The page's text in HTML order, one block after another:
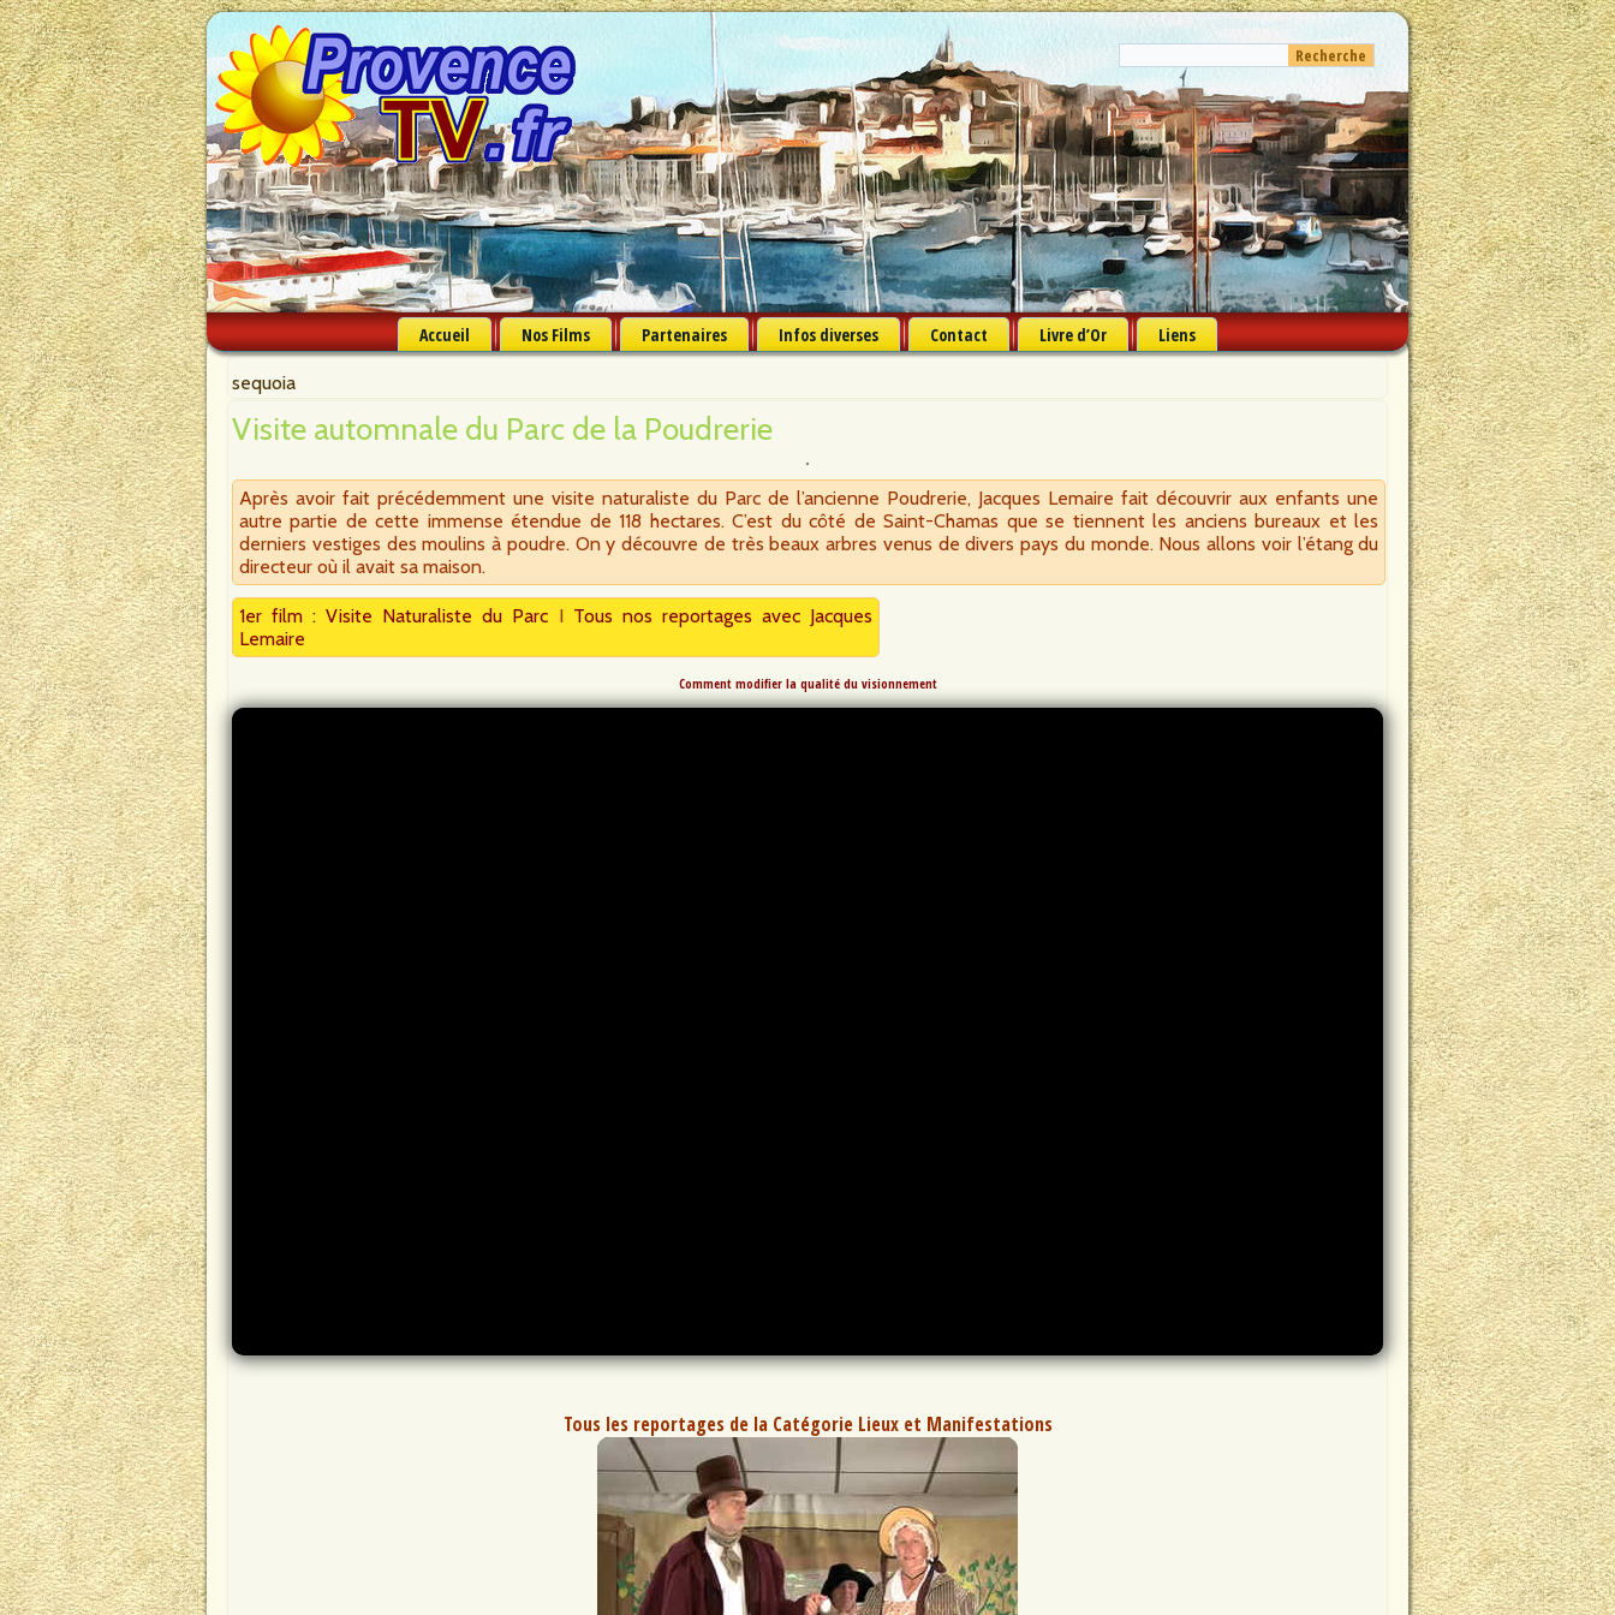
Accueil Nos Films Partenaires Infos diverses Contact Livre d’Or Liens
sequoia
Visite automnale du Parc de la Poudrerie
Après avoir fait précédemment une visite naturaliste du Parc de l’ancienne Poudrerie, Jacques Lemaire fait découvrir aux enfants une
autre partie de cette immense étendue de 118 hectares. C’est du côté de Saint-Chamas que se tiennent les anciens bureaux et les
derniers vestiges des moulins à poudre. On y découvre de très beaux arbres venus de divers pays du monde. Nous allons voir l’étang du
directeur où il avait sa maison.
1er film : Visite Naturaliste du Parc I Tous nos reportages avec Jacques
Lemaire
Comment modifier la qualité du visionnement
Tous les reportages de la Catégorie Lieux et Manifestations